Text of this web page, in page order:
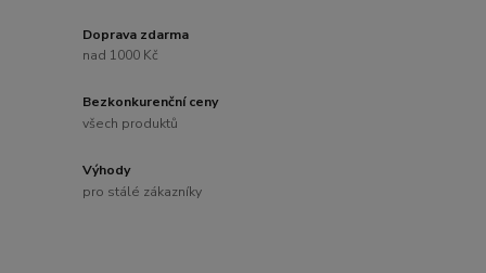
Doprava zdarma
nad 1000 Kč
Bezkonkurenční ceny
všech produktů
Výhody
pro stálé zákazníky